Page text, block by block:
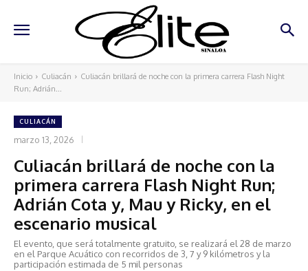
Inicio Culiacán
Culiacán brillará de noche con la primera carrera Flash Night
Run; Adrián...
CULIACÁN
marzo 13, 2026
Culiacán brillará de noche con la
primera carrera Flash Night Run;
Adrián Cota y, Mau y Ricky, en el
escenario musical
El evento, que será totalmente gratuito, se realizará el 28 de marzo
en el Parque Acuático con recorridos de 3, 7 y 9 kilómetros y la
participación estimada de 5 mil personas